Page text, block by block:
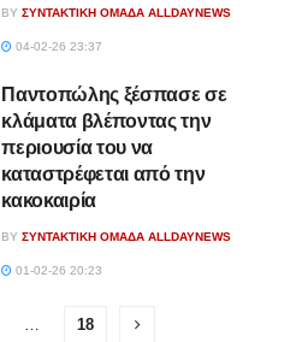
BY ΣΥΝΤΑΚΤΙΚΉ ΟΜΆΔΑ ALLDAYNEWS
04-02-26 23:37
Παντοπώλης ξέσπασε σε
κλάματα βλέποντας την
περιουσία του να
καταστρέφεται από την
κακοκαιρία
BY ΣΥΝΤΑΚΤΙΚΉ ΟΜΆΔΑ ALLDAYNEWS
01-02-26 20:23
… 18